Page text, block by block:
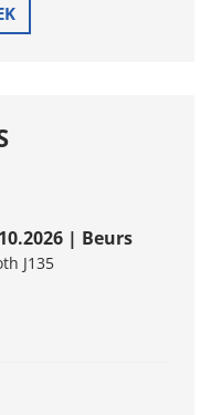
| Beurs
J135